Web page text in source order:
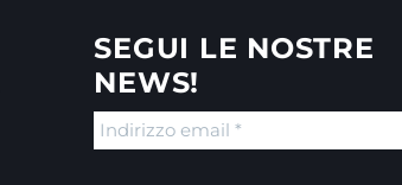
SEGUI LE NOSTRE
NEWS!